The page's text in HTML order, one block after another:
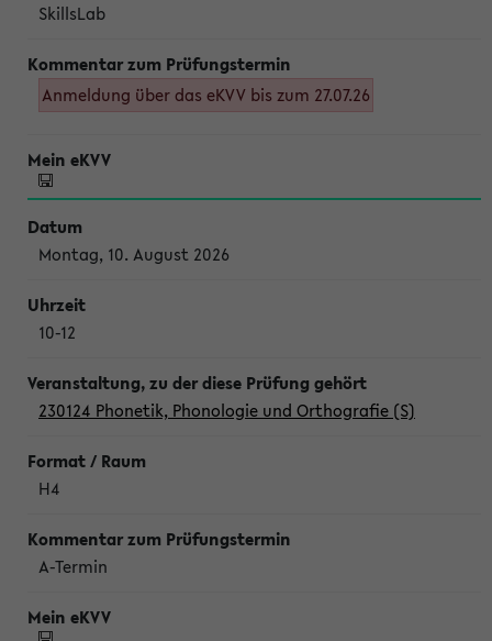
SkillsLab
Anmeldung über das eKVV bis zum 27.07.26
Montag, 10. August 2026
10-12
230124 Phonetik, Phonologie und Orthografie (S)
H4
A-Termin